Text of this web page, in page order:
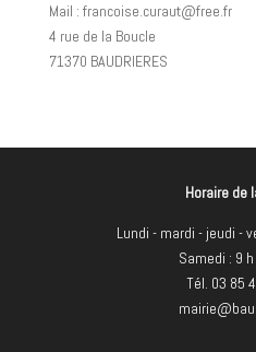
Mail : francoise.curaut@free.fr
4 rue de la Boucle
71370 BAUDRIERES
Horaire de
Lundi - mardi - jeudi -
Samedi : 9
Tél. 03 85